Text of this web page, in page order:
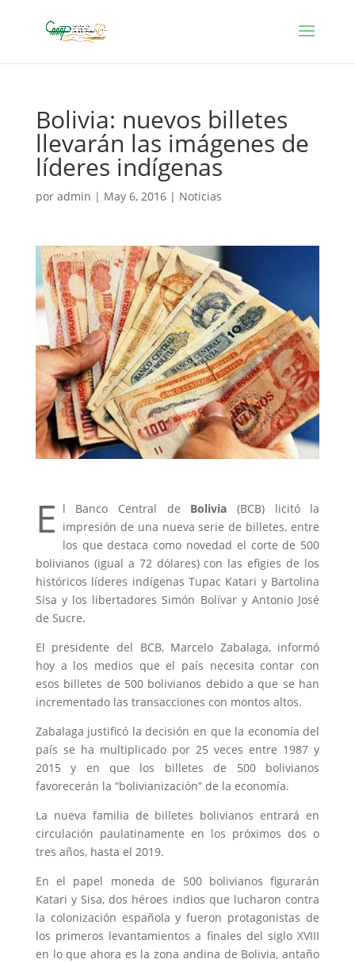
Bolivia: nuevos billetes
llevarán las imágenes de
líderes indígenas
por admin | May 6, 2016| Noticias
E l Banco Central de Bolivia (BCB) licitó la
impresión de una nueva serie de billetes, entre
los que destaca como novedad el corte de 500
bolivianos (igual a 72 dólares) con las efigies de los
históricos líderes indígenas Tupac Katari y Bartolina
Sisa y los libertadores Simón Bolívar y Antonio José
de Sucre.
El presidente del BCB, Marcelo Zabalaga, informó
hoy a los medios que el país necesita contar con
esos billetes de 500 bolivianos debido a que se han
incrementado las transacciones con montos altos.
Zabalaga justificó la decisión en que la economía del
país se ha multiplicado por 25 veces entre 1987 y
2015 y en que los billetes de 500 bolivianos
favorecerán la “bolivianización” de la economía.
La nueva familia de billetes bolivianos entrará en
circulación paulatinamente en los próximos dos o
tres años, hasta el 2019.
En el papel moneda de 500 bolivianos figurarán
Katari y Sisa, dos héroes indios que lucharon contra
la colonización española y fueron protagonistas de
los primeros levantamientos a finales del sigloXVIII
en lo que ahora es la zona andina de Bolivia, antaño